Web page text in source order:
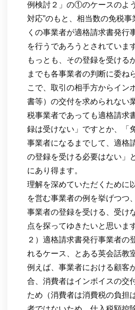
例検討２」の①のケースのよ
対応”のもと、相当数の免税事
くの事業者が適格請求書発行
を行うであろうとされています
もっとも、その登録を受ける
までも各事業者の判断に委ね
こで、取引の相手方からイン
書等）の交付を求められない
税事業者であっても適格請求
録は受けない」ですとか、「
事業者になるまでして、適格
の登録を受ける必要はない」
にあり得ます。
理解を深めていただくために
を営む事業者の例を挙げつつ
事業者の登録を受ける、受け
点を探ってゆきたいと思います
２）適格請求書発行事業者の
れるケース、とある英会話教
例えば、事業者における顧客
合、消費者はインボイスの交
ため（消費者は消費税の負担